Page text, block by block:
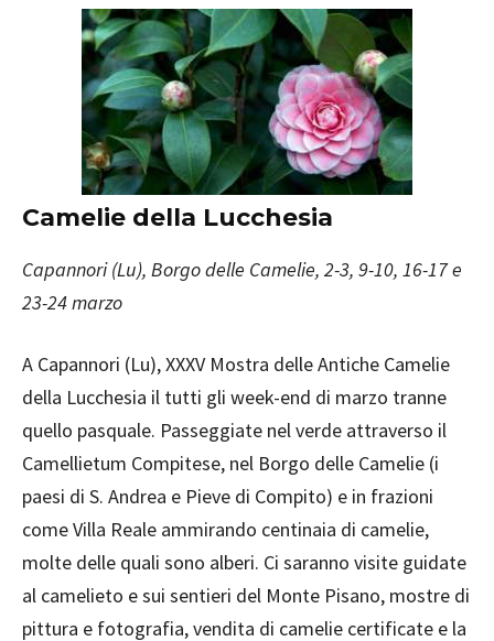
Camelie della Lucchesia
Capannori (Lu), Borgo delle Camelie, 2-3, 9-10, 16-17 e
23-24 marzo
A Capannori (Lu), XXXV Mostra delle Antiche Camelie
della Lucchesia il tutti gli week-end di marzo tranne
quello pasquale. Passeggiate nel verde attraverso il
Camellietum Compitese, nel Borgo delle Camelie (i
paesi di S. Andrea e Pieve di Compito) e in frazioni
come Villa Reale ammirando centinaia di camelie,
molte delle quali sono alberi. Ci saranno visite guidate
al camelieto e sui sentieri del Monte Pisano, mostre di
pittura e fotografia, vendita di camelie certificate e la